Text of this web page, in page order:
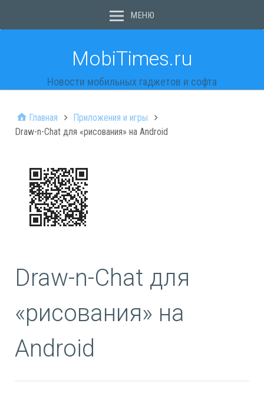
МЕНЮ
MobiTimes.ru
Новости мобильных гаджетов и софта
Главная
Приложения и игры
Draw-n-Chat для «рисования» на Android
Draw-n-Chat для
«рисования» на
Android